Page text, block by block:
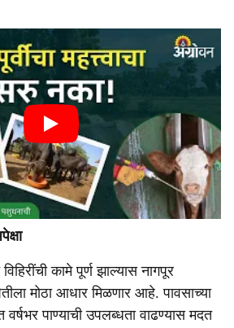
कामे पूर्ण झाल्यास नागपूर
मोठा आधार मिळणार आहे. पावसाच्या
पाण्याची उपलब्धता वाढण्यास मदत